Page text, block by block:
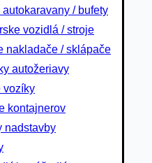
/ bufety
vozidlá / stroje
nakladače / sklápače
autožeriavy
vozíky
kontajnerov
nadstavby